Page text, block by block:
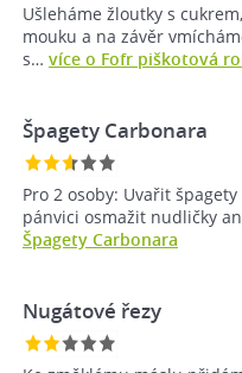
Ušleháme žloutky s
mouku a na závěr
s… více o Fofr piškotová
Špagety Carbonara
Pro 2 osoby: Uvařit
pánvici osmažit nudličky
Špagety Carbonara
Nugátové řezy